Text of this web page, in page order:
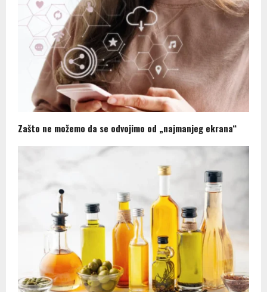
Zašto ne možemo da se odvojimo od „najmanjeg ekrana“